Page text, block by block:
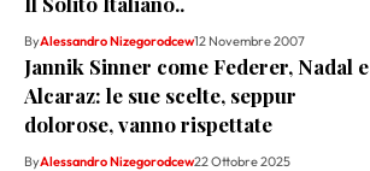
ByAlessandro Nizegorodcew12 Novembre 2007
Jannik Sinner come Federer, Nadal e
Alcaraz: le sue scelte, seppur
dolorose, vanno rispettate
ByAlessandro Nizegorodcew22 Ottobre 2025